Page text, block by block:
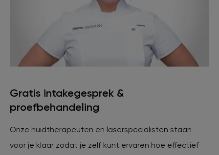
Gratis intakegesprek &
proefbehandeling
Onze huidtherapeuten en laserspecialisten staan
voor je klaar zodat je zelf kunt ervaren hoe effectief
Ervaringen
Veelgestelde vragen
Contact